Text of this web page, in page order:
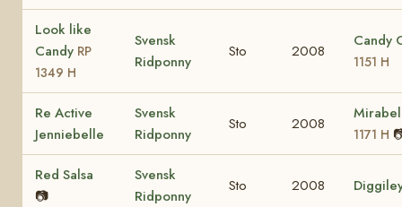
Look like
Candy RP
1349 H
Svensk
Ridponny
Sto 2008
Candy
1151 H
Re Active
Jenniebelle
Svensk
Ridponny
Sto 2008
1171 H
Red Salsa
📷
Svensk
Ridponny
Sto 2008